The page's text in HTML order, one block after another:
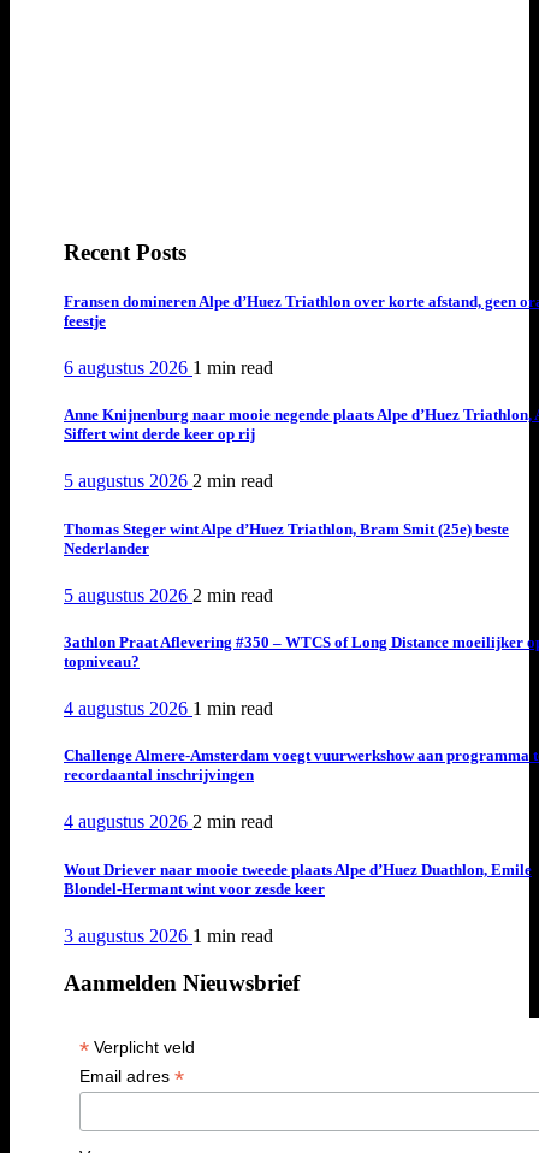
Recent Posts
Fransen domineren Alpe d’Huez Triathlon over korte afstand, geen
feestje
6 augustus 2026 1 min read
Anne Knijnenburg naar mooie negende plaats Alpe d’Huez Triathlon,
Siffert wint derde keer op rij
5 augustus 2026 2 min read
Thomas Steger wint Alpe d’Huez Triathlon, Bram Smit (25e) beste
Nederlander
5 augustus 2026 2 min read
3athlon Praat Aflevering #350 – WTCS of Long Distance moeilijker
topniveau?
4 augustus 2026 1 min read
Challenge Almere-Amsterdam voegt vuurwerkshow aan programma
recordaantal inschrijvingen
4 augustus 2026 2 min read
Wout Driever naar mooie tweede plaats Alpe d’Huez Duathlon, Emile
Blondel-Hermant wint voor zesde keer
3 augustus 2026 1 min read
Aanmelden Nieuwsbrief
*Verplicht veld
Email adres *